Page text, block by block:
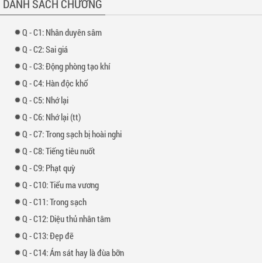
DANH SÁCH CHƯƠNG
- 1: Nhân duyên sâm
- 2: Sai giá
- 3: Động phòng tạo khí
- 4: Hàn độc khổ
- 5: Nhớ lại
- 6: Nhớ lại (tt)
- 7: Trong sạch bị hoài nghi
- 8: Tiếng tiêu nuốt
- 9: Phạt quỳ
- 10: Tiểu ma vương
- 11: Trong sạch
- 12: Diệu thủ nhân tâm
- 13: Đẹp đẽ
- 14: Ám sát hay là đùa bỡn